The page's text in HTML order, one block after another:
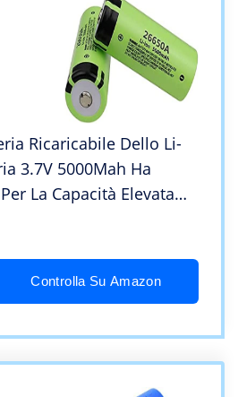
Ricaricabile Dello Li-
3.7V 5000Mah Ha
La Capacità Elevata
Della Torcia Elettrica
Controlla Su Amazon